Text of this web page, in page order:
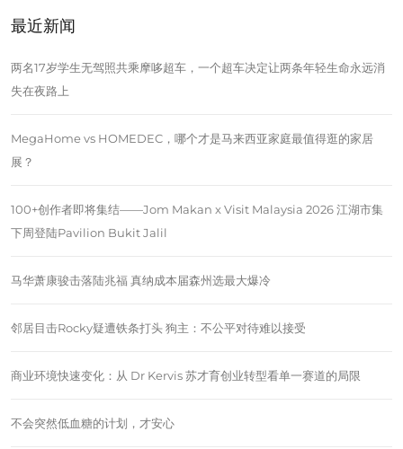
最近新闻
两名17岁学生无驾照共乘摩哆超车，一个超车决定让两条年轻生命永远消
失在夜路上
MegaHome vs HOMEDEC，哪个才是马来西亚家庭最值得逛的家居
展？
100+创作者即将集结——Jom Makan x Visit Malaysia 2026 江湖市集
下周登陆Pavilion Bukit Jalil
马华萧康骏击落陆兆福 真纳成本届森州选最大爆冷
邻居目击Rocky疑遭铁条打头 狗主：不公平对待难以接受
商业环境快速变化：从 Dr Kervis 苏才育创业转型看单一赛道的局限
不会突然低血糖的计划，才安心